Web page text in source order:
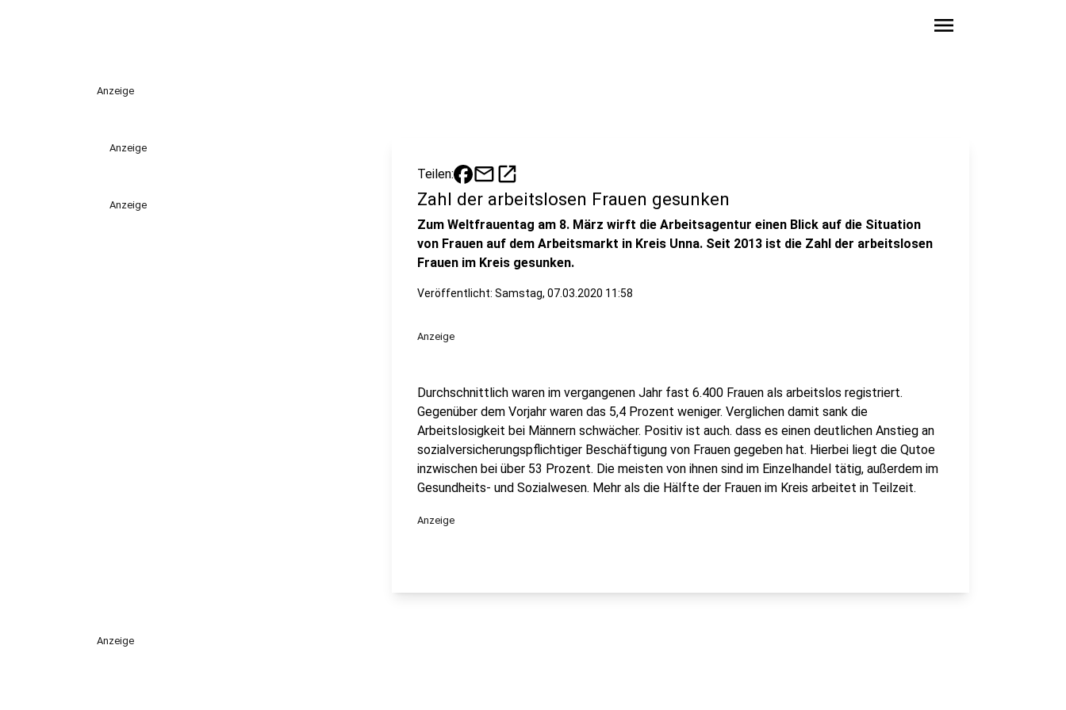
menu
Anzeige
Anzeige
Anzeige
Teilen: mailopen_in_new
Zahl der arbeitslosen Frauen gesunken
Zum Weltfrauentag am 8. März wirft die Arbeitsagentur einen Blick auf die Situation
von Frauen auf dem Arbeitsmarkt in Kreis Unna. Seit 2013 ist die Zahl der arbeitslosen
Frauen im Kreis gesunken.
Veröffentlicht: Samstag, 07.03.2020 11:58
Anzeige
Durchschnittlich waren im vergangenen Jahr fast 6.400 Frauen als arbeitslos registriert.
Gegenüber dem Vorjahr waren das 5,4 Prozent weniger. Verglichen damit sank die
Arbeitslosigkeit bei Männern schwächer. Positiv ist auch. dass es einen deutlichen Anstieg an
sozialversicherungspflichtiger Beschäftigung von Frauen gegeben hat. Hierbei liegt die Qutoe
inzwischen bei über 53 Prozent. Die meisten von ihnen sind im Einzelhandel tätig, außerdem im
Gesundheits- und Sozialwesen. Mehr als die Hälfte der Frauen im Kreis arbeitet in Teilzeit.
Anzeige
Anzeige